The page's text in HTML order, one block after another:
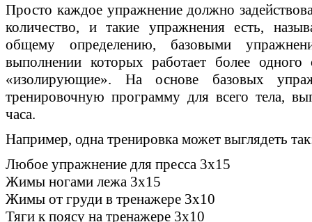
Просто каждое упражнение должно
количество, и такие упражнения есть,
общему определению, базовыми
выполнении которых работает более одного
«изолирующие». На основе базовых
тренировочную программу для всего тела,
часа.
Например, одна тренировка может выглядеть
Любое упражнение для пресса 3х15
Жимы ногами лежа 3х15
Жимы от груди в тренажере 3х10
Тяги к поясу на тренажере 3х10